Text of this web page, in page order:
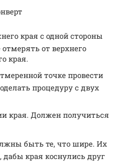
края с одной стороны
от верхнего
края.
точке провести
процедуру с двух
края. Должен получиться
быть те, что шире. Их
дабы края коснулись друг